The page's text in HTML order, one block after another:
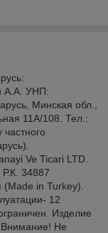
А.А. УНП:
Минская обл.,
11А/108. Тел.:
Ve Ticari LTD.
34887
in Turkey).
12
Изделие
Внимание! Не